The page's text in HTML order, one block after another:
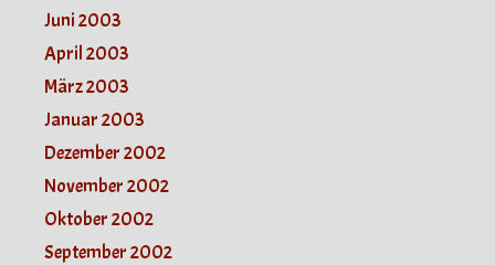
Juni 2003
April 2003
März 2003
Januar 2003
Dezember 2002
November 2002
Oktober 2002
September 2002